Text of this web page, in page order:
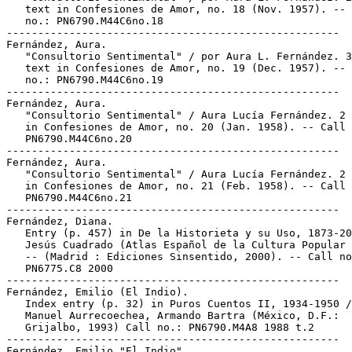
text in Confesiones de Amor, no. 18 (Nov. 1957). --
   no.: PN6790.M44C6no.18
-----------------------------------------------------
Fernández, Aura.
"Consultorio Sentimental" / por Aura L. Fernández.
text in Confesiones de Amor, no. 19 (Dec. 1957). --
   no.: PN6790.M44C6no.19
-----------------------------------------------------
Fernández, Aura.
"Consultorio Sentimental" / Aura Lucía Fernández. 2
in Confesiones de Amor, no. 20 (Jan. 1958). -- Call
   PN6790.M44C6no.20
-----------------------------------------------------
Fernández, Aura.
"Consultorio Sentimental" / Aura Lucía Fernández. 2
in Confesiones de Amor, no. 21 (Feb. 1958). -- Call
   PN6790.M44C6no.21
-----------------------------------------------------
Fernández, Diana.
Entry (p. 457) in De la Historieta y su Uso, 1873-
Jesús Cuadrado (Atlas Español de la Cultura Popular
-- (Madrid : Ediciones Sinsentido, 2000). -- Call
   PN6775.C8 2000
-----------------------------------------------------
Fernández, Emilio (El Indio).
Index entry (p. 32) in Puros Cuentos II, 1934-1950
   Manuel Aurrecoechea, Armando Bartra (México, D.F.:
   Grijalbo, 1993) Call no.: PN6790.M4A8 1988 t.2
-----------------------------------------------------